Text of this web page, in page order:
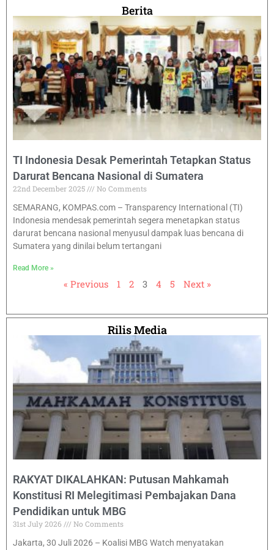
Berita
TI Indonesia Desak Pemerintah Tetapkan Status
Darurat Bencana Nasional di Sumatera
22nd December 2025
No Comments
SEMARANG, KOMPAS.com – Transparency International (TI)
Indonesia mendesak pemerintah segera menetapkan status
darurat bencana nasional menyusul dampak luas bencana di
Sumatera yang dinilai belum tertangani
Read More »
« Previous 1 2 3 4 5 Next »
Rilis Media
RAKYAT DIKALAHKAN: Putusan Mahkamah
Konstitusi RI Melegitimasi Pembajakan Dana
Pendidikan untuk MBG
31st July 2026
No Comments
Jakarta, 30 Juli 2026 – Koalisi MBG Watch menyatakan